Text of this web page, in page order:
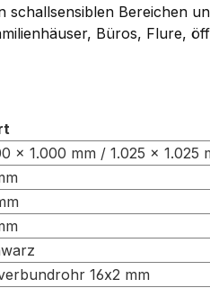
schallsensiblen Bereichen
Büros, Flure,
× 1.000 mm / 1.025 × 1.025
16x2 mm